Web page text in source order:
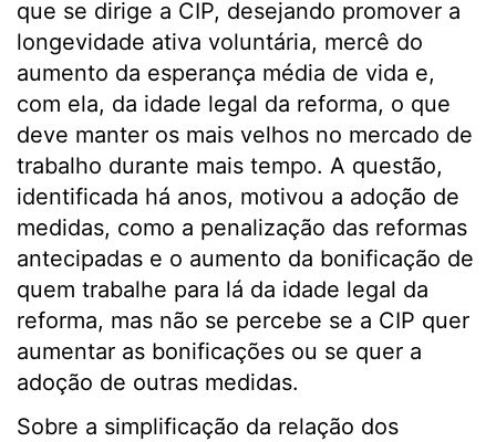
que se dirige a CIP, desejando promover a
longevidade ativa voluntária, mercê do
aumento da esperança média de vida e,
com ela, da idade legal da reforma, o que
deve manter os mais velhos no mercado de
trabalho durante mais tempo. A questão,
identificada há anos, motivou a adoção de
medidas, como a penalização das reformas
antecipadas e o aumento da bonificação de
quem trabalhe para lá da idade legal da
reforma, mas não se percebe se a CIP quer
aumentar as bonificações ou se quer a
adoção de outras medidas.
Sobre a simplificação da relação dos